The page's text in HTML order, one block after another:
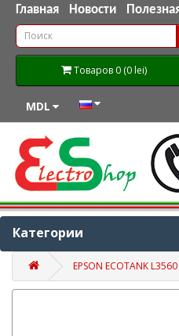
Главная Новости
Товаров 0 (0 lei)
MDL
Категории
EPSON ECOTANK